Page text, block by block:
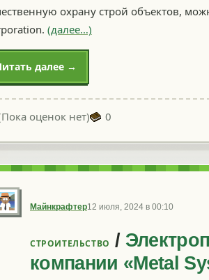
охрану строй объектов,
(далее…)
далее →
оценок нет) 0
Майнкрафтер12 июля, 2024 в 00:10
СТРОИТЕЛЬСТВО /
компании «Metal